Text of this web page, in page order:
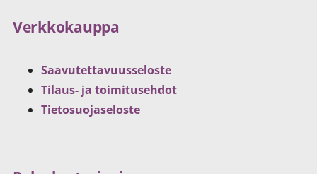
Verkkokauppa
Saavutettavuusseloste
Tilaus- ja toimitusehdot
Tietosuojaseloste